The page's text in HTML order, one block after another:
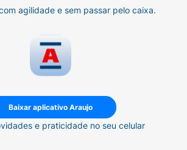
para o bem-estar animal.
em momentos de tédio
É importante monitorar
de desgaste excessivo ou
garantindo a total segurança do
agilidade e sem passar pelo caixa.
Baixar aplicativo Araujo
e praticidade no seu celular